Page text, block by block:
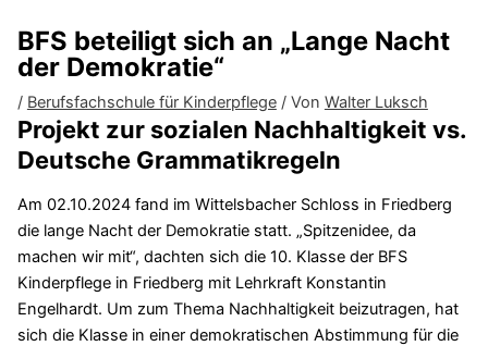
BFS beteiligt sich an „Lange Nacht
der Demokratie“
/ Berufsfachschule für Kinderpflege/ Von Walter Luksch
Projekt zur sozialen Nachhaltigkeit vs.
Deutsche Grammatikregeln
Am 02.10.2024 fand im Wittelsbacher Schloss in Friedberg
die lange Nacht der Demokratie statt. „Spitzenidee, da
machen wir mit“, dachten sich die 10. Klasse der BFS
Kinderpflege in Friedberg mit Lehrkraft Konstantin
Engelhardt. Um zum Thema Nachhaltigkeit beizutragen, hat
sich die Klasse in einer demokratischen Abstimmung für die